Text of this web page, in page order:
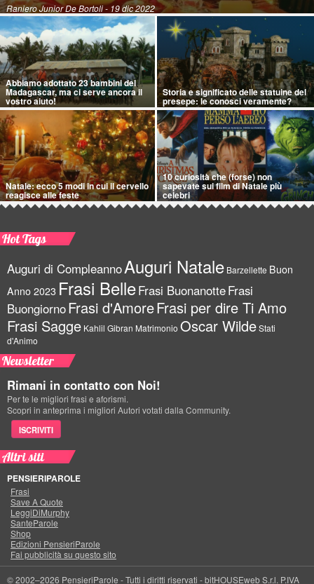
Raniero Junior De Bortoli- 19 dic 2022
Abbiamo adottato 23 bambini del
Madagascar, ma ci serve ancora il
vostro aiuto!
Storia e significato delle statuine del
presepe: le conosci veramente?
Natale: ecco 5 modi in cui il cervello
reagisce alle feste
10 curiosità che (forse) non
sapevate sui film di Natale più
celebri
Hot Tags
Auguri di CompleannoAuguri Natale Barzellette Buon
Anno 2023 Frasi BelleFrasi BuonanotteFrasi
BuongiornoFrasi d'AmoreFrasi per dire Ti Amo
Frasi Sagge Kahlil Gibran Matrimonio Oscar WildeStati
d'Animo
Newsletter
Rimani in contatto con Noi!
Per te le migliori frasi e aforismi.
Scopri in anteprima i migliori Autori votati dalla Community.
ISCRIVITI
Altri siti
PENSIERIPAROLE
Frasi
Save A Quote
LeggiDiMurphy
SanteParole
Shop
Edizioni PensieriParole
Fai pubblicità su questo sito
© 2002–2026 PensieriParole - Tutti i diritti riservati -bitHOUSEweb S.r.l. P.IVA